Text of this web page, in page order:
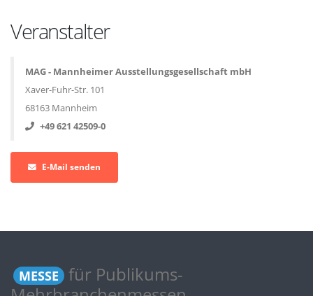
Veranstalter
MAG - Mannheimer Ausstellungsgesellschaft mbH
Xaver-Fuhr-Str. 101
68163 Mannheim
+49 621 42509-0
E-Mail senden
MESSE
für Publikums-